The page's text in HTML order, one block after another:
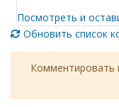
Посмотреть и
Обновить список
Комментировать